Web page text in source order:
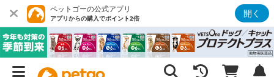
ペットゴーの公式アプリ
アプリからの購入でポイント2倍 開く